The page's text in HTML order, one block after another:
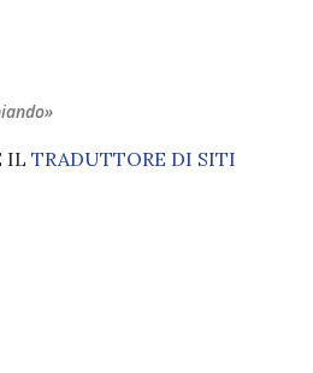
IL TRADUTTORE DI SITI